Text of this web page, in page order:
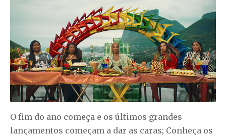
O fim do ano começa e os últimos grandes
lançamentos começam a dar as caras; Conheça os